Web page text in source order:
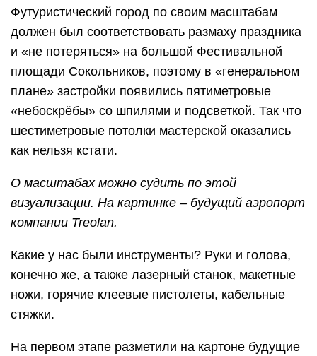
Футуристический город по своим масштабам
должен был соответствовать размаху праздника
и «не потеряться» на большой Фестивальной
площади Сокольников, поэтому в «генеральном
плане» застройки появились пятиметровые
«небоскрёбы» со шпилями и подсветкой. Так что
шестиметровые потолки мастерской оказались
как нельзя кстати.
О масштабах можно судить по этой
визуализации. На картинке – будущий аэропорт
компании Treolan.
Какие у нас были инструменты? Руки и голова,
конечно же, а также лазерный станок, макетные
ножи, горячие клеевые пистолеты, кабельные
стяжки.
На первом этапе разметили на картоне будущие